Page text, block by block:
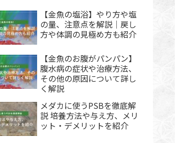
【金魚の塩浴】やり方や塩
の量、注意点を解説｜戻し
方や体調の見極め方も紹介
【金魚のお腹がパンパン】
腹水病の症状や治療方法、
その他の原因について詳し
く解説
メダカに使うPSBを徹底解
説 培養方法や与え方、メリ
ット・デメリットを紹介